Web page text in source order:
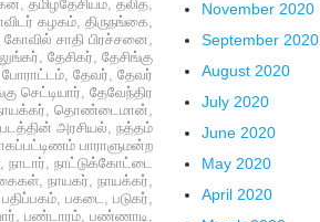
, தமிழ்தேசியம், தலித்,
கழகம், திருநங்கை,
சாதி பிரச்சனை,
, தேசிகர், தேசிங்கு
, தேவர், தேவர்
செட்டியார், தேவேந்திர
, தொண்டைமான்,
படத்தின் அரசியல், நத்தம்
பாராளுமன்ற
, நாடார், நாட்டுக்கோட்டை
, நாயகர், நாயக்கர்,
, பகடை, படுகர்,
, பண்டாரம், பண்ணாடி,
November 2020
September 2020
August 2020
July 2020
June 2020
May 2020
April 2020